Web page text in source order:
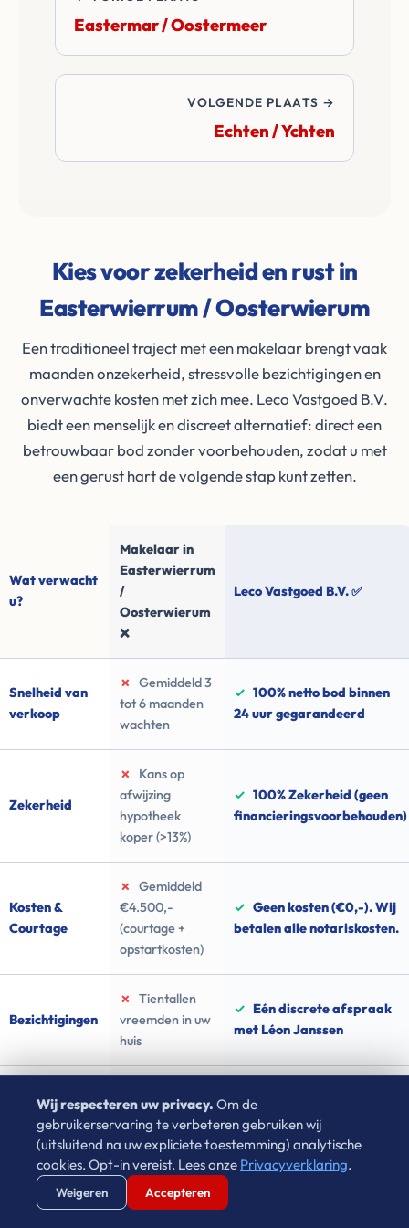
Eastermar / Oostermeer
VOLGENDE PLAATS →
Echten / Ychten
Kies voor zekerheid en rust in
Easterwierrum / Oosterwierum
Een traditioneel traject met een makelaar brengt vaak
maanden onzekerheid, stressvolle bezichtigingen en
onverwachte kosten met zich mee. Leco Vastgoed B.V.
biedt een menselijk en discreet alternatief: direct een
betrouwbaar bod zonder voorbehouden, zodat u met
een gerust hart de volgende stap kunt zetten.
Wat verwacht
u?
Makelaar in
Easterwierrum
/
Oosterwierum
❌
Leco Vastgoed B.V. ✅
Snelheid van
verkoop
✗
Gemiddeld 3
tot 6 maanden
wachten
✓ 100% netto bod binnen
24 uur gegarandeerd
Zekerheid
✗
Kans op
afwijzing
hypotheek
koper (>13%)
✓ 100% Zekerheid (geen
financieringsvoorbehouden)
Kosten &
Courtage
✗
Gemiddeld
€4.500,-
(courtage +
opstartkosten)
✓ Geen kosten (€0,-). Wij
betalen alle notariskosten.
Bezichtigingen
✗
Tientallen
vreemden in uw
huis
✓ Eén discrete afspraak
met Léon Janssen
Staat van de
woning
en verkoopklaar
maken
✓ Wij kopen in de huidige,
verouderde staat
Opleverdatum
✗
afhankelijk van
Wij respecteren uw privacy. Om de
gebruikerservaring te verbeteren gebruiken wij
(uitsluitend na uw expliciete toestemming) analytische
cookies. Opt-in vereist. Lees onze Privacyverklaring.
Weigeren Accepteren
Verstuur WhatsApp